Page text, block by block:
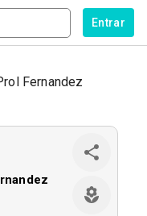
Entrar
Fernandez